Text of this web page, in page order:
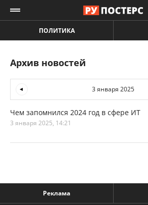
ПОЛИТИКА
Архив новостей
3 января 2025
Чем запомнился 2024 год в сфере ИТ
3 января 2025, 14:21
Реклама